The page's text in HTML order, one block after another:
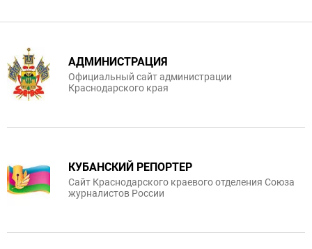
АДМИНИСТРАЦИЯ
Официальный сайт администрации
Краснодарского края
КУБАНСКИЙ РЕПОРТЕР
Сайт Краснодарского краевого отделения Союза
журналистов России